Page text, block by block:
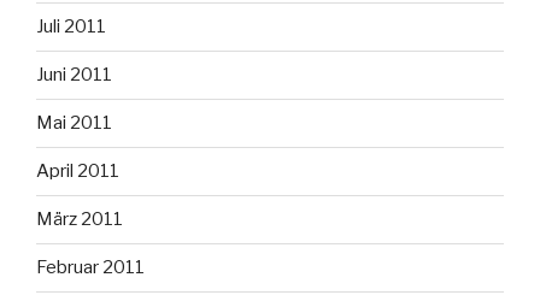
Juli 2011
Juni 2011
Mai 2011
April 2011
März 2011
Februar 2011